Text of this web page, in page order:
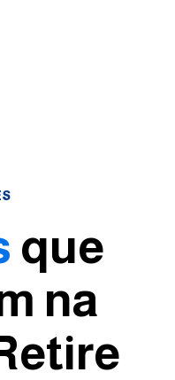
que
na